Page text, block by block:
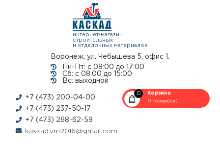
интернет-магазин
строительных
и отделочных материалов
Воронеж, ул. Чебышева 5, офис 1.
Пн-Пт: с 08:00 до 17:00
Сб: с 08:00 до 15:00
Вс: выходной
+7 (473) 200-04-00
+7 (473) 237-50-17
+7 (473) 268-62-59
kaskad.vrn2016@gmail.com
0
Корзина
0 товар(ов)